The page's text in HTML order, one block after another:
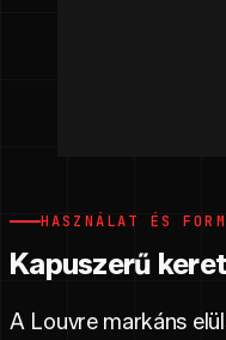
HASZNÁLAT ÉS
Kapuszerű
A Louvre markáns